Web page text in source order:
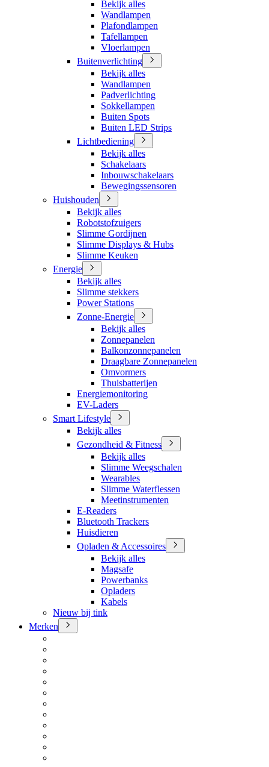
Bekijk alles
Wandlampen
Plafondlampen
Tafellampen
Vloerlampen
Buitenverlichting
Bekijk alles
Wandlampen
Padverlichting
Sokkellampen
Buiten Spots
Buiten LED Strips
Lichtbediening
Bekijk alles
Schakelaars
Inbouwschakelaars
Bewegingssensoren
Huishouden
Bekijk alles
Robotstofzuigers
Slimme Gordijnen
Slimme Displays & Hubs
Slimme Keuken
Energie
Bekijk alles
Slimme stekkers
Power Stations
Zonne-Energie
Bekijk alles
Zonnepanelen
Balkonzonnepanelen
Draagbare Zonnepanelen
Omvormers
Thuisbatterijen
Energiemonitoring
EV-Laders
Smart Lifestyle
Bekijk alles
Gezondheid & Fitness
Bekijk alles
Slimme Weegschalen
Wearables
Slimme Waterflessen
Meetinstrumenten
E-Readers
Bluetooth Trackers
Huisdieren
Opladen & Accessoires
Bekijk alles
Magsafe
Powerbanks
Opladers
Kabels
Nieuw bij tink
Merken